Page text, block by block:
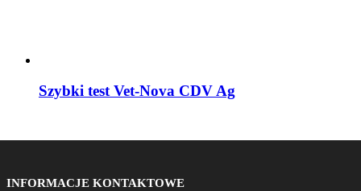
Szybki test Vet-Nova CDV Ag
INFORMACJE KONTAKTOWE